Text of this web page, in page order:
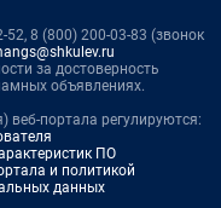
8 (800) 200-03-83 (звонок
за достоверность
объявлениях.
веб-портала регулируются:
ПО
и политикой
данных